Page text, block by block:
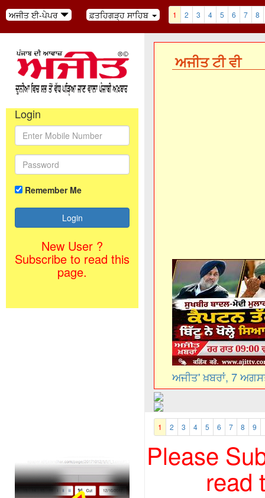
ਅਜੀਤ ਈ-ਪੇਪਰ ਫ਼ਤਹਿਗੜ੍ਹ ਸਾਹਿਬ 1 2 3 4 5 6 7 8
Login
Remember Me
New User ?
Subscribe to read this
page.
ਅਜੀਤ ਟੀ ਵੀ
ਅਜੀਤ' ਖ਼ਬਰਾਂ, 7
1 2 3 4 5 6 7 8 9
Please
read